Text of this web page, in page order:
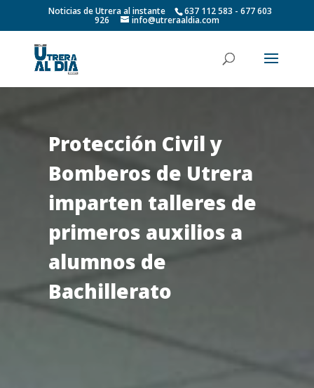
Noticias de Utrera al instante 637 112 583 - 677 603
926 info@utreraaldia.com
Protección Civil y
Bomberos de Utrera
imparten talleres de
primeros auxilios a
alumnos de
Bachillerato